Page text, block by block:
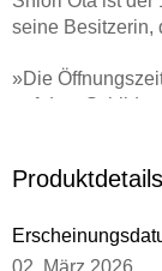
seine Besitzerin,
»Die
auf dem Schild
besonderen
genau diese
in die
Produktdetails